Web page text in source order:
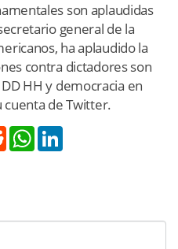
son aplaudidas
general de la
ha aplaudido la
contra dictadores son
HH y democracia en
cuenta de Twitter.
Reddit WhatsApp